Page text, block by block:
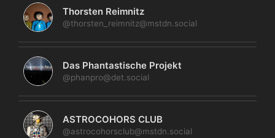
Thorsten Reimnitz
@thorsten_reimnitz@mstdn.social
Das Phantastische Projekt
@phanpro@det.social
ASTROCOHORS CLUB
@astrocohorsclub@mstdn.social